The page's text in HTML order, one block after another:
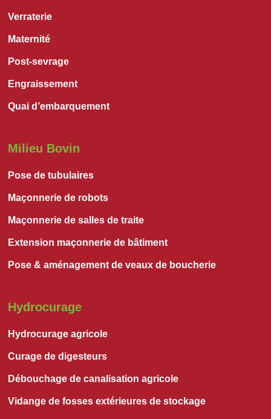
Verraterie
Maternité
Post-sevrage
Engraissement
Quai d’embarquement
Milieu Bovin
Pose de tubulaires
Maçonnerie de robots
Maçonnerie de salles de traite
Extension maçonnerie de bâtiment
Pose & aménagement de veaux de boucherie
Hydrocurage
Hydrocurage agricole
Curage de digesteurs
Débouchage de canalisation agricole
Vidange de fosses extérieures de stockage